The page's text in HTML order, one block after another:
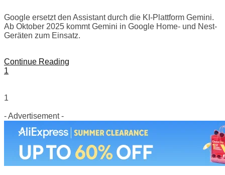
Google ersetzt den Assistant durch die KI-Plattform Gemini.
Ab Oktober 2025 kommt Gemini in Google Home- und Nest-
Geräten zum Einsatz.
Continue Reading
1
1
- Advertisement -